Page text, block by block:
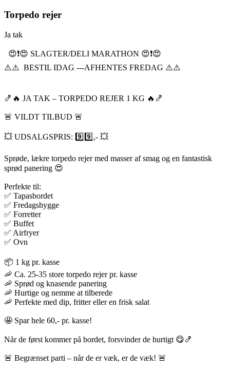
Torpedo rejer
Ja tak
😍❗️😍 SLAGTER/DELI MARATHON 😍❗️😍
⚠️⚠️ BESTIL IDAG ---AFHENTES FREDAG ⚠️⚠️
🍤🔥 JA TAK – TORPEDO REJER 1 KG 🔥🍤
🚨 VILDT TILBUD 🚨
💥 UDSALGSPRIS: 9️⃣9️⃣,- 💥
Sprøde, lækre torpedo rejer med masser af smag og en fantastisk
sprød panering 😍
Perfekte til:
✅ Tapasbordet
✅ Fredagshygge
✅ Forretter
✅ Buffet
✅ Airfryer
✅ Ovn
📦 1 kg pr. kasse
🦐 Ca. 25-35 store torpedo rejer pr. kasse
🦐 Sprød og knasende panering
🦐 Hurtige og nemme at tilberede
🦐 Perfekte med dip, fritter eller en frisk salat
🤩 Spar hele 60,- pr. kasse!
Når de først kommer på bordet, forsvinder de hurtigt 😋🍤
🚨 Begrænset parti – når de er væk, er de væk! 🚨